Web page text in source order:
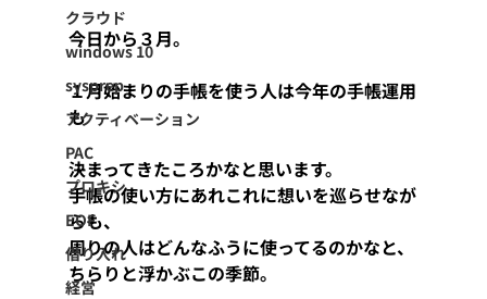
クラウド
windows 10
sysprep
アクティベーション
PAC
プロキシ
EOF
借り入れ
経営
今日から３月。
１月始まりの手帳を使う人は今年の手帳運用
も
決まってきたころかなと思います。
手帳の使い方にあれこれに想いを巡らせなが
らも、
周りの人はどんなふうに使ってるのかなと、
ちらりと浮かぶこの季節。